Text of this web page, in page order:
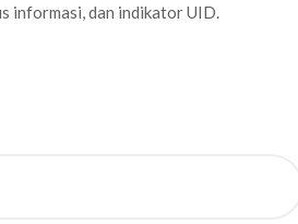
informasi, dan indikator UID.